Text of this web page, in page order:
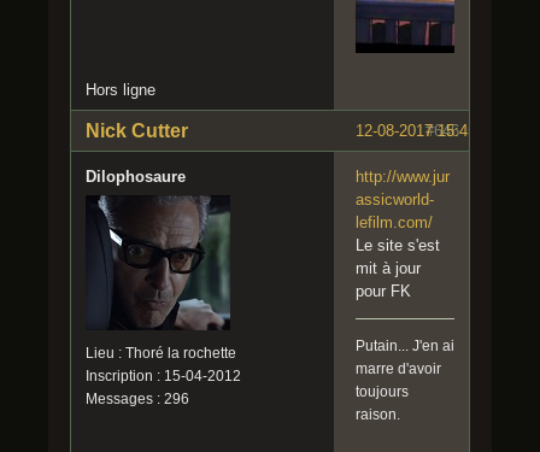
Hors ligne
#646
12-08-2017 15:45:49
Nick Cutter
Dilophosaure
Lieu : Thoré la rochette
Inscription : 15-04-2012
Messages : 296
http://www.jur
assicworld-
lefilm.com/
Le site s'est
mit à jour
pour FK
Putain... J'en ai
marre d'avoir
toujours
raison.